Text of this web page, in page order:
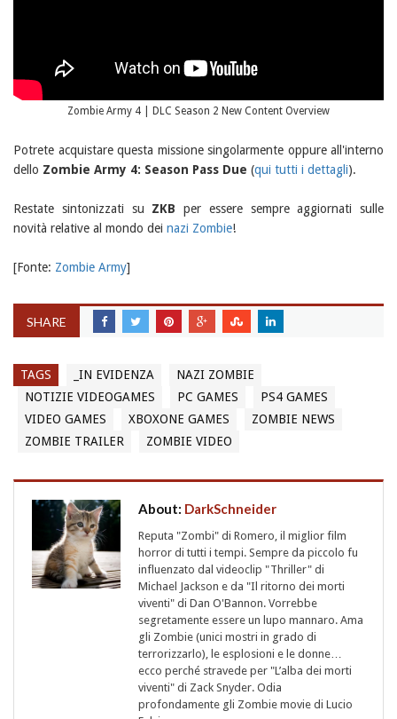
Zombie Army 4 | DLC Season 2 New Content Overview
Potrete acquistare questa missione singolarmente oppure all'interno
dello Zombie Army 4: Season Pass Due (qui tutti i dettagli).
Restate sintonizzati su ZKB per essere sempre aggiornati sulle
novità relative al mondo dei nazi Zombie!
[Fonte: Zombie Army]
SHARE
TAGS _IN EVIDENZA
NAZI ZOMBIE
NOTIZIE VIDEOGAMES
PC GAMES
PS4 GAMES
VIDEO GAMES
XBOXONE GAMES
ZOMBIE NEWS
ZOMBIE TRAILER
ZOMBIE VIDEO
About: DarkSchneider
Reputa "Zombi" di Romero, il miglior film
horror di tutti i tempi. Sempre da piccolo fu
influenzato dal videoclip "Thriller" di
Michael Jackson e da "Il ritorno dei morti
viventi" di Dan O'Bannon. Vorrebbe
segretamente essere un lupo mannaro. Ama
gli Zombie (unici mostri in grado di
terrorizzarlo), le esplosioni e le donne…
ecco perché stravede per "L’alba dei morti
viventi" di Zack Snyder. Odia
profondamente gli Zombie movie di Lucio